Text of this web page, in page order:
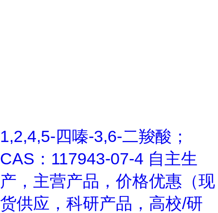
1,2,4,5-四嗪-3,6-二羧酸；
CAS：117943-07-4 自主生
产，主营产品，价格优惠（现
货供应，科研产品，高校/研